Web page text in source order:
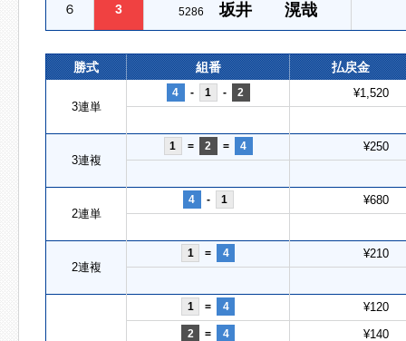
６ 3 5286 坂井 滉哉
勝式 組番 払戻金
3連単
4 - 1 - 2 ¥1,520
3連複
1 = 2 = 4 ¥250
2連単
4 - 1 ¥680
2連複
1 = 4 ¥210
1 = 4 ¥120
2 = 4 ¥140